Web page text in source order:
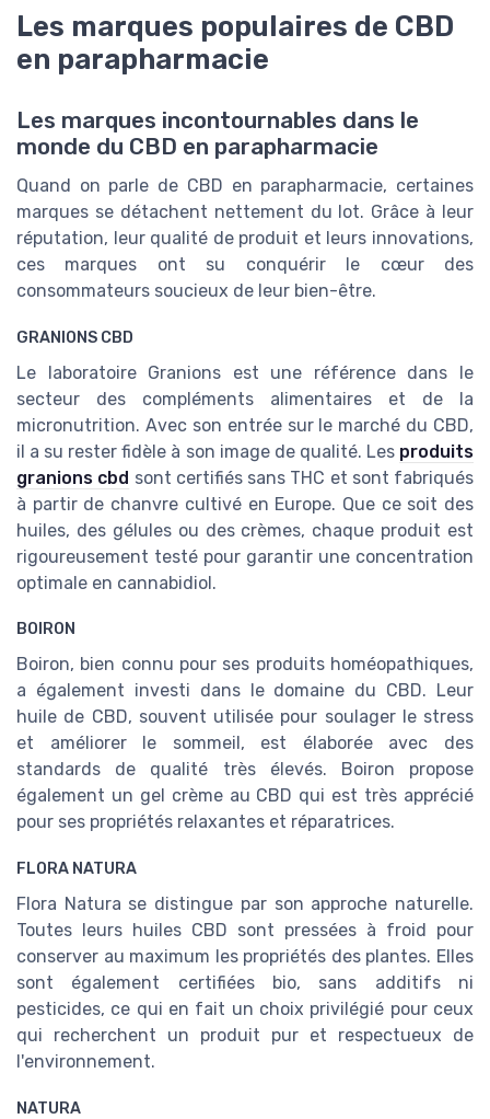
Les marques populaires de CBD
en parapharmacie
Les marques incontournables dans le
monde du CBD en parapharmacie
Quand on parle de CBD en parapharmacie, certaines
marques se détachent nettement du lot. Grâce à leur
réputation, leur qualité de produit et leurs innovations,
ces marques ont su conquérir le cœur des
consommateurs soucieux de leur bien-être.
GRANIONS CBD
Le laboratoire Granions est une référence dans le
secteur des compléments alimentaires et de la
micronutrition. Avec son entrée sur le marché du CBD,
il a su rester fidèle à son image de qualité. Les produits
granions cbd sont certifiés sans THC et sont fabriqués
à partir de chanvre cultivé en Europe. Que ce soit des
huiles, des gélules ou des crèmes, chaque produit est
rigoureusement testé pour garantir une concentration
optimale en cannabidiol.
BOIRON
Boiron, bien connu pour ses produits homéopathiques,
a également investi dans le domaine du CBD. Leur
huile de CBD, souvent utilisée pour soulager le stress
et améliorer le sommeil, est élaborée avec des
standards de qualité très élevés. Boiron propose
également un gel crème au CBD qui est très apprécié
pour ses propriétés relaxantes et réparatrices.
FLORA NATURA
Flora Natura se distingue par son approche naturelle.
Toutes leurs huiles CBD sont pressées à froid pour
conserver au maximum les propriétés des plantes. Elles
sont également certifiées bio, sans additifs ni
pesticides, ce qui en fait un choix privilégié pour ceux
qui recherchent un produit pur et respectueux de
l'environnement.
NATURA